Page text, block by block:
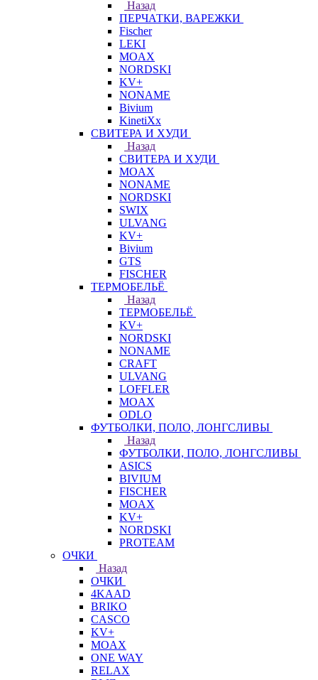
Назад
ПЕРЧАТКИ, ВАРЕЖКИ
Fischer
LEKI
MOAX
NORDSKI
KV+
NONAME
Bivium
KinetiXx
СВИТЕРА И ХУДИ
Назад
СВИТЕРА И ХУДИ
MOAX
NONAME
NORDSKI
SWIX
ULVANG
KV+
Bivium
GTS
FISCHER
ТЕРМОБЕЛЬЁ
Назад
ТЕРМОБЕЛЬЁ
KV+
NORDSKI
NONAME
CRAFT
ULVANG
LOFFLER
MOAX
ODLO
ФУТБОЛКИ, ПОЛО, ЛОНГСЛИВЫ
Назад
ФУТБОЛКИ, ПОЛО, ЛОНГСЛИВЫ
ASICS
BIVIUM
FISCHER
MOAX
KV+
NORDSKI
PROTEAM
ОЧКИ
Назад
ОЧКИ
4KAAD
BRIKO
CASCO
KV+
MOAX
ONE WAY
RELAX